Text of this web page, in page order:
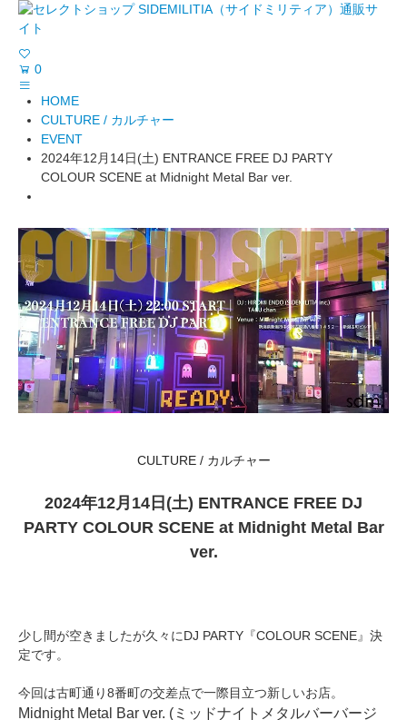
0
HOME
CULTURE / カルチャー
EVENT
2024年12月14日(土) ENTRANCE FREE DJ PARTY
COLOUR SCENE at Midnight Metal Bar ver.
CULTURE / カルチャー
2024年12月14日(土) ENTRANCE FREE DJ
PARTY COLOUR SCENE at Midnight Metal Bar
ver.
少し間が空きましたが久々にDJ PARTY『COLOUR SCENE』決
定です。
今回は古町通り8番町の交差点で一際目立つ新しいお店。
Midnight Metal Bar ver. (ミッドナイトメタルバーバージ